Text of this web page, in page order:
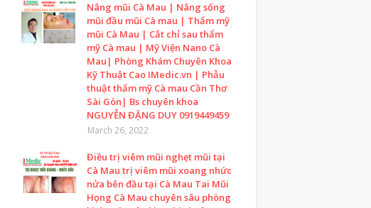
Nâng mũi Cà Mau | Nâng sống
mũi đầu mũi Cà mau | Thẩm mỹ
mũi Cà Mau | Cắt chỉ sau thẩm
mỹ Cà mau | Mỹ Viện Nano Cà
Mau| Phòng Khám Chuyên Khoa
Kỹ Thuật Cao IMedic.vn | Phẫu
thuật thẩm mỹ Cà mau Cần Thơ
Sài Gòn| Bs chuyên khoa
NGUYỄN ĐẶNG DUY 0919449459
March 26, 2022
Điều trị viêm mũi nghẹt mũi tại
Cà Mau trị viêm mũi xoang nhức
nửa bên đầu tại Cà Mau Tai Mũi
Họng Cà Mau chuyên sâu phòng